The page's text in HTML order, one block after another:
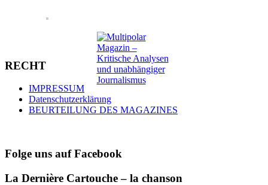
RECHT
IMPRESSUM
Datenschutzerklärung
BEURTEILUNG DES MAGAZINES
Folge uns auf Facebook
La Dernière Cartouche – la chanson